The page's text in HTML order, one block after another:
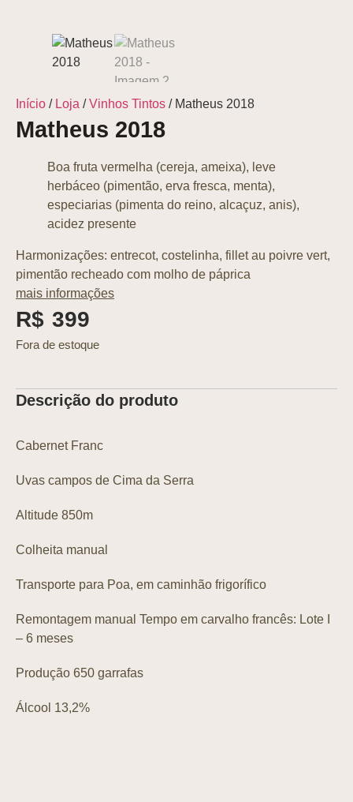
Início / Loja /Vinhos Tintos / Matheus 2018
Matheus 2018
Boa fruta vermelha (cereja, ameixa), leve
herbáceo (pimentão, erva fresca, menta),
especiarias (pimenta do reino, alcaçuz, anis),
acidez presente
Harmonizações: entrecot, costelinha, fillet au poivre vert,
pimentão recheado com molho de páprica
mais informações
R$ 399
Fora de estoque
Descrição do produto
Cabernet Franc
Uvas campos de Cima da Serra
Altitude 850m
Colheita manual
Transporte para Poa, em caminhão frigorífico
Remontagem manual Tempo em carvalho francês: Lote I
– 6 meses
Produção 650 garrafas
Álcool 13,2%